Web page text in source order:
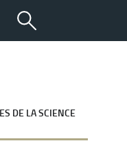
DE LA SCIENCE